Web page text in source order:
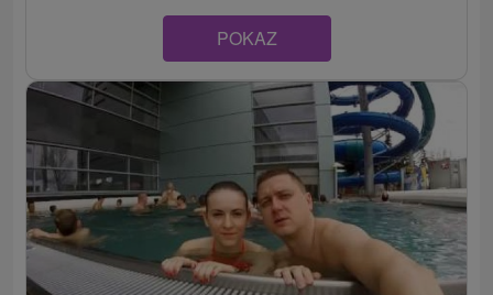
POKAZ